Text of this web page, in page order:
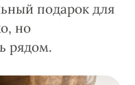
подарок для
но
рядом.